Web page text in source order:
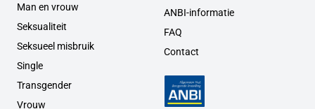
Man en vrouw
Seksualiteit
Seksueel misbruik
Single
Transgender
Vrouw
ANBI-informatie
FAQ
Contact